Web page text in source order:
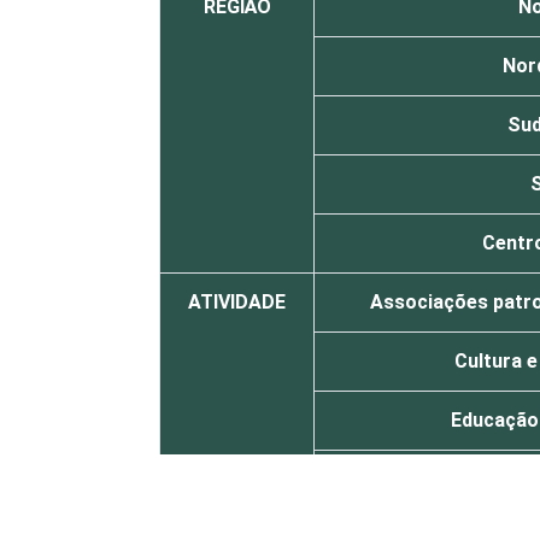
REGIÃO
ATIVIDADE Associações
Cultura